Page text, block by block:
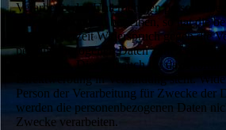
Verarbeitet das Unternehmen
Direktwerbung zu betreiben, so hat die
Recht, jederzeit Widerspruch gegen die
personenbezogenen Daten zum Zwecke
einzulegen. Dies gilt auch für das
Direktwerbung in Verbindung steht.
Person der Verarbeitung für Zwecke der
werden die personenbezogenen Daten
Zwecke verarbeiten.